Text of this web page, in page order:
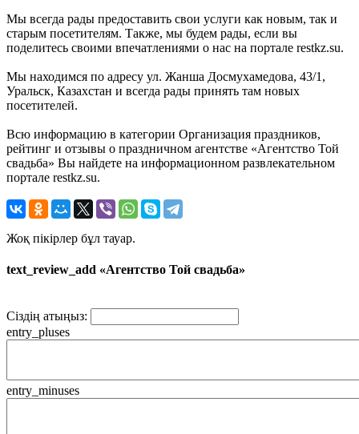
Мы всегда рады предоставить свои услуги как новым, так и
старым посетителям. Также, мы будем рады, если вы
поделитесь своими впечатлениями о нас на портале restkz.su.
Мы находимся по адресу ул. Жанша Досмухамедова, 43/1,
Уральск, Казахстан и всегда рады принять там новых
посетителей.
Всю информацию в категории Организация праздников,
рейтинг и отзывы о праздничном агентстве «Агентство Той
свадьба» Вы найдете на информационном развлекательном
портале restkz.su.
Жоқ пікірлер бұл тауар.
text_review_add «Агентство Той свадьба»
Сіздің атыңыз:
entry_pluses
entry_minuses